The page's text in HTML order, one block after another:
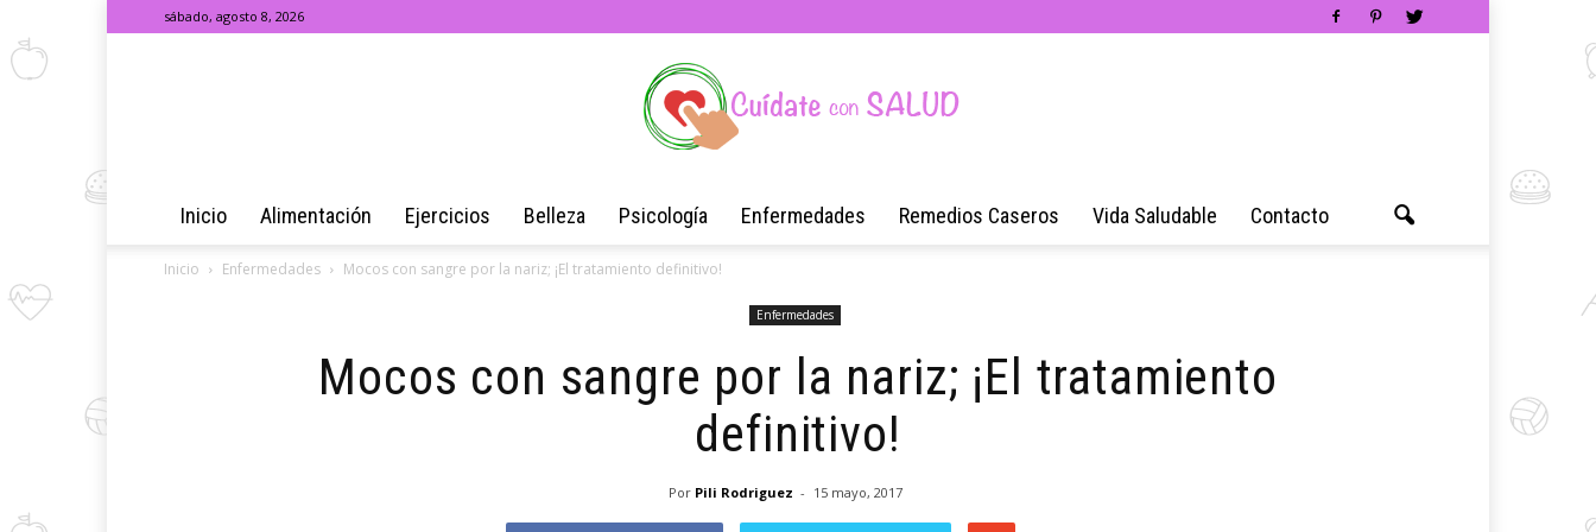
sábado, agosto 8, 2026
de
Inicio Alimentación Ejercicios Belleza Psicología Enfermedades Remedios Caseros Vida Saludable Contacto
Inicio Enfermedades Mocos con sangre por la nariz; ¡El tratamiento definitivo!
Enfermedades
Mocos con sangre por la nariz; ¡El tratamiento
definitivo!
Por Pili Rodriguez - 15 mayo, 2017